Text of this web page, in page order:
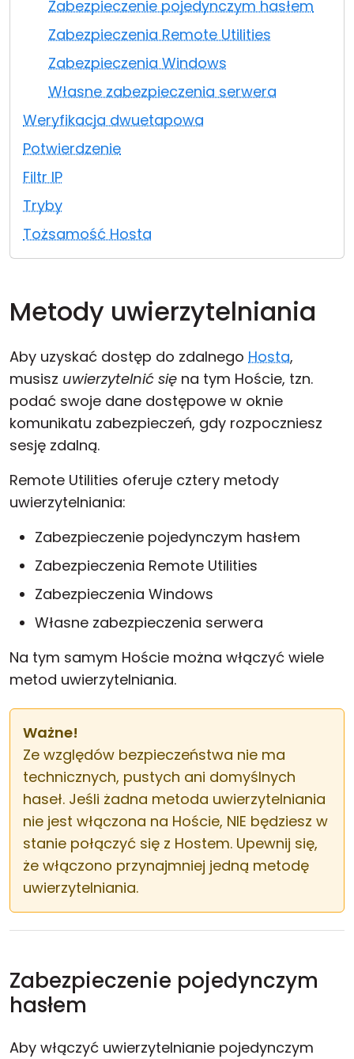
Zabezpieczenie pojedynczym hasłem
Zabezpieczenia Remote Utilities
Zabezpieczenia Windows
Własne zabezpieczenia serwera
Weryfikacja dwuetapowa
Potwierdzenie
Filtr IP
Tryby
Tożsamość Hosta
Metody uwierzytelniania
Aby uzyskać dostęp do zdalnego Hosta,
musisz uwierzytelnić się na tym Hoście, tzn.
podać swoje dane dostępowe w oknie
komunikatu zabezpieczeń, gdy rozpoczniesz
sesję zdalną.
Remote Utilities oferuje cztery metody
uwierzytelniania:
Zabezpieczenie pojedynczym hasłem
Zabezpieczenia Remote Utilities
Zabezpieczenia Windows
Własne zabezpieczenia serwera
Na tym samym Hoście można włączyć wiele
metod uwierzytelniania.
Ważne!
Ze względów bezpieczeństwa nie ma
technicznych, pustych ani domyślnych
haseł. Jeśli żadna metoda uwierzytelniania
nie jest włączona na Hoście, NIE będziesz w
stanie połączyć się z Hostem. Upewnij się,
że włączono przynajmniej jedną metodę
uwierzytelniania.
Zabezpieczenie pojedynczym
hasłem
Aby włączyć uwierzytelnianie pojedynczym
Chmura i lokalnie